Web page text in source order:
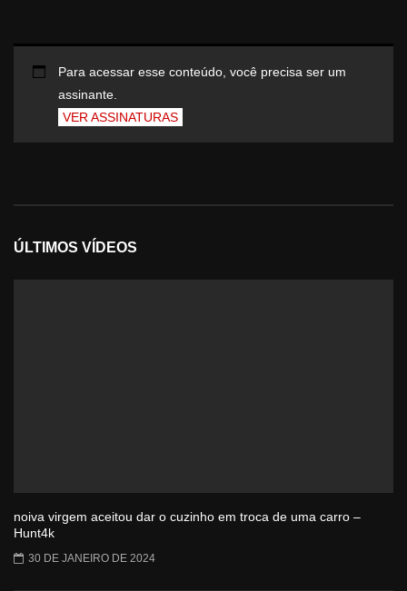
Para acessar esse conteúdo, você precisa ser um
assinante.
VER ASSINATURAS
ÚLTIMOS VÍDEOS
noiva virgem aceitou dar o cuzinho em troca de uma carro –
Hunt4k
30 DE JANEIRO DE 2024